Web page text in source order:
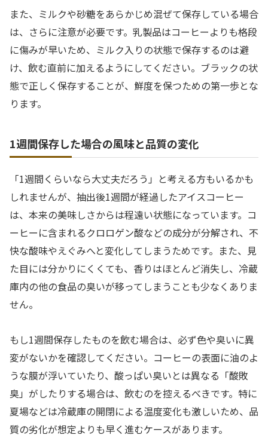
また、ミルクや砂糖をあらかじめ混ぜて保存している場合
は、さらに注意が必要です。乳製品はコーヒーよりも格段
に傷みが早いため、ミルク入りの状態で保存するのは避
け、飲む直前に加えるようにしてください。ブラックの状
態で正しく保存することが、鮮度を保つための第一歩とな
ります。
1週間保存した場合の風味と品質の変化
「1週間くらいなら大丈夫だろう」と考える方もいるかも
しれませんが、抽出後1週間が経過したアイスコーヒー
は、本来の美味しさからは程遠い状態になっています。コ
ーヒーに含まれるクロロゲン酸などの成分が分解され、不
快な酸味やえぐみへと変化してしまうためです。また、見
た目には分かりにくくても、香りはほとんど消失し、冷蔵
庫内の他の食品の臭いが移ってしまうことも少なくありま
せん。
もし1週間保存したものを飲む場合は、必ず色や臭いに異
変がないかを確認してください。コーヒーの表面に油のよ
うな膜が浮いていたり、酸っぱい臭いとは異なる「酸敗
臭」がしたりする場合は、飲むのを控えるべきです。特に
夏場などは冷蔵庫の開閉による温度変化も激しいため、品
質の劣化が想定よりも早く進むケースがあります。